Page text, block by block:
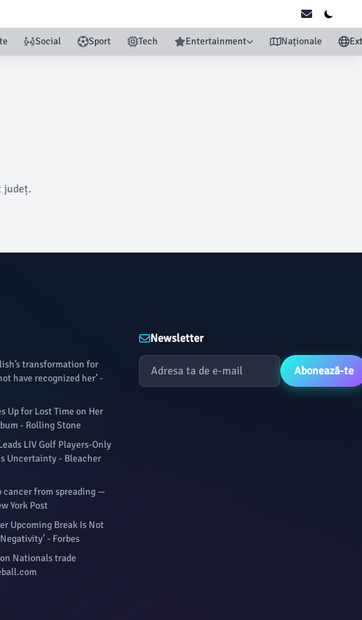
Social Sport Tech Entertainment Naționale
județ.
transformation for
have recognized her’ -
Up for Lost Time on Her
- Rolling Stone
LIV Golf Players-Only
Uncertainty - Bleacher
cancer from spreading —
York Post
Upcoming Break Is Not
- Forbes
Nationals trade
Newsletter
Abonează-te